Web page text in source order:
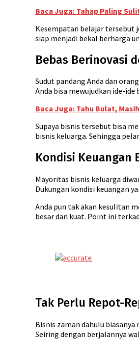
Baca Juga: Tahap Paling
Kesempatan belajar tersebut
siap menjadi bekal berharga
Bebas Berinovasi
Sudut pandang Anda dan
Anda bisa mewujudkan ide-ide
Baca Juga: Tahu Bulat,
Supaya bisnis tersebut bisa
bisnis keluarga. Sehingga
Kondisi Keuangan
Mayoritas bisnis keluarga
Dukungan kondisi keuangan
Anda pun tak akan kesulitan
besar dan kuat. Point ini
Tak Perlu Repot-
Bisnis zaman dahulu
Seiring dengan berjalannya